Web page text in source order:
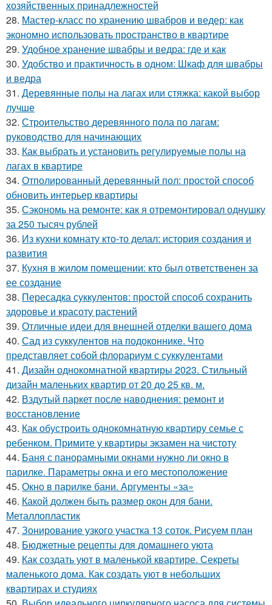
хозяйственных принадлежностей
28. Мастер-класс по хранению швабров и ведер: как
экономно использовать пространство в квартире
29. Удобное хранение швабры и ведра: где и как
30. Удобство и практичность в одном: Шкаф для швабры
и ведра
31. Деревянные полы на лагах или стяжка: какой выбор
лучше
32. Строительство деревянного пола по лагам:
руководство для начинающих
33. Как выбрать и установить регулируемые полы на
лагах в квартире
34. Отполированный деревянный пол: простой способ
обновить интерьер квартиры
35. Сэкономь на ремонте: как я отремонтировал однушку
за 250 тысяч рублей
36. Из кухни комнату кто-то делал: история создания и
развития
37. Кухня в жилом помещении: кто был ответственен за
ее создание
38. Пересадка суккулентов: простой способ сохранить
здоровье и красоту растений
39. Отличные идеи для внешней отделки вашего дома
40. Сад из суккулентов на подоконнике. Что
представляет собой флорариум с суккулентами
41. Дизайн однокомнатной квартиры 2023. Стильный
дизайн маленьких квартир от 20 до 25 кв. м.
42. Вздутый паркет после наводнения: ремонт и
восстановление
43. Как обустроить однокомнатную квартиру семье с
ребенком. Примите у квартиры экзамен на чистоту
44. Баня с панорамными окнами нужно ли окно в
парилке. Параметры окна и его местоположение
45. Окно в парилке бани. Аргументы «за»
46. Какой должен быть размер окон для бани.
Металлопластик
47. Зонирование узкого участка 13 соток. Рисуем план
48. Бюджетные рецепты для домашнего уюта
49. Как создать уют в маленькой квартире. Секреты
маленького дома. Как создать уют в небольших
квартирах и студиях